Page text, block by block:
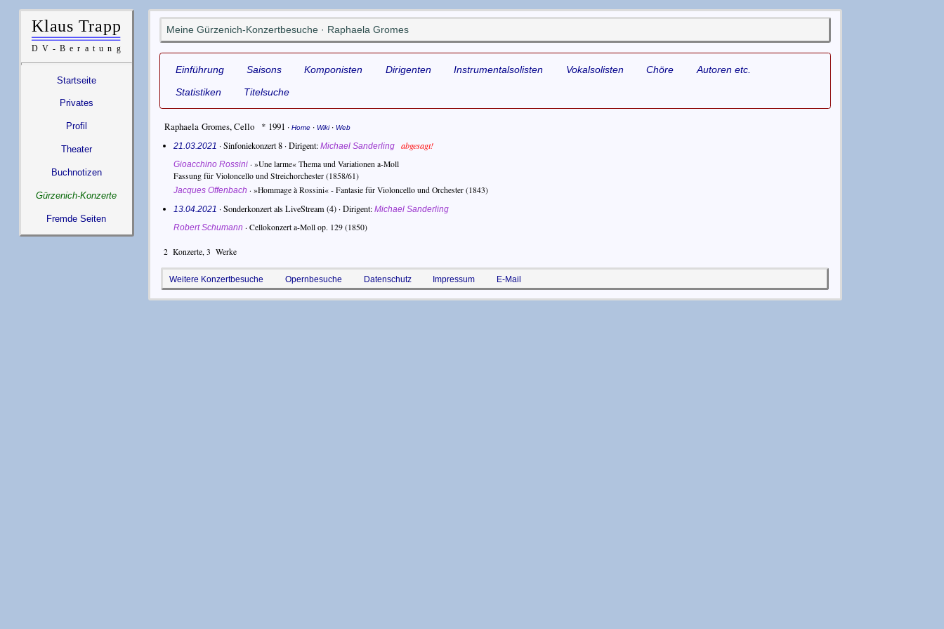
Startseite
Privates
Profil
Theater
Buchnotizen
Gürzenich-Konzerte
Fremde Seiten
Meine Gürzenich-Konzertbesuche · Raphaela Gromes
Einführung Saisons Komponisten Dirigenten Instrumentalsolisten Vokalsolisten Chöre
Autoren etc.
Statistiken
Titelsuche
Raphaela Gromes,Cello * 1991 · Home· Wiki· Web
21.03.2021 · Sinfoniekonzert 8 ·Dirigent Michael Sanderling abgesagt!
Gioacchino Rossini· »Une larme« Thema und Variationen a-Moll
Fassung für Violoncello und Streichorchester(1858/61)
Jacques Offenbach · »Hommage à Rossini« - Fantasie für Violoncello und Orchester(1843)
13.04.2021 · Sonderkonzert als LiveStream (4) ·Dirigent Michael Sanderling
Robert Schumann · Cellokonzert a-Moll op. 129(1850)
2Konzerte, 3 Werke
Weitere Konzertbesuche Opernbesuche Datenschutz Impressum E-Mail